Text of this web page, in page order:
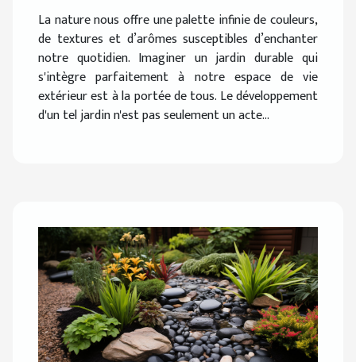
La nature nous offre une palette infinie de couleurs,
de textures et d’arômes susceptibles d’enchanter
notre quotidien. Imaginer un jardin durable qui
s'intègre parfaitement à notre espace de vie
extérieur est à la portée de tous. Le développement
d'un tel jardin n'est pas seulement un acte...